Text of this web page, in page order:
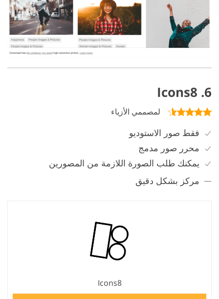
6. Icons8
لمصممي الأزياء
فقط صور الاستوديو
محرر صور مدمج
يمكنك طلب الصورة اللازمة من المصورين
مركز بشكل دقيق
Icons8